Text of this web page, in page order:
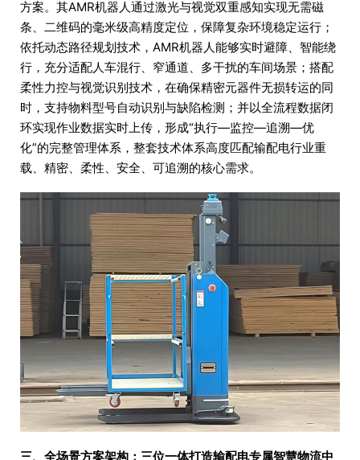
方案。其AMR机器人通过激光与视觉双重感知实现无需磁
条、二维码的毫米级高精度定位，保障复杂环境稳定运行；
依托动态路径规划技术，AMR机器人能够实时避障、智能绕
行，充分适配人车混行、窄通道、多干扰的车间场景；搭配
柔性力控与视觉识别技术，在确保精密元器件无损转运的同
时，支持物料型号自动识别与缺陷检测；并以全流程数据闭
环实现作业数据实时上传，形成“执行—监控—追溯—优
化”的完整管理体系，整套技术体系高度匹配输配电行业重
载、精密、柔性、安全、可追溯的核心需求。
三、全场景方案架构：三位一体打造输配电专属智慧物流中